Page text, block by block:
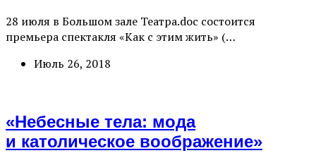
28 июля в Большом зале Театра.doc состоится
премьера спектакля «Как с этим жить» (…
Июль 26, 2018
«Небесные тела: мода
и католическое воображение»